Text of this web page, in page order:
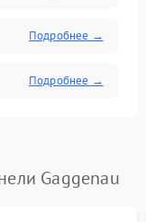
Подробнее →
Подробнее →
Gaggenau